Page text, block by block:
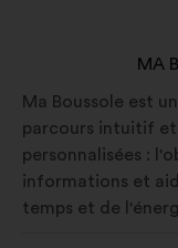
MA
Ma Boussole est
parcours intuitif et
personnalisées :
informations et
temps et de